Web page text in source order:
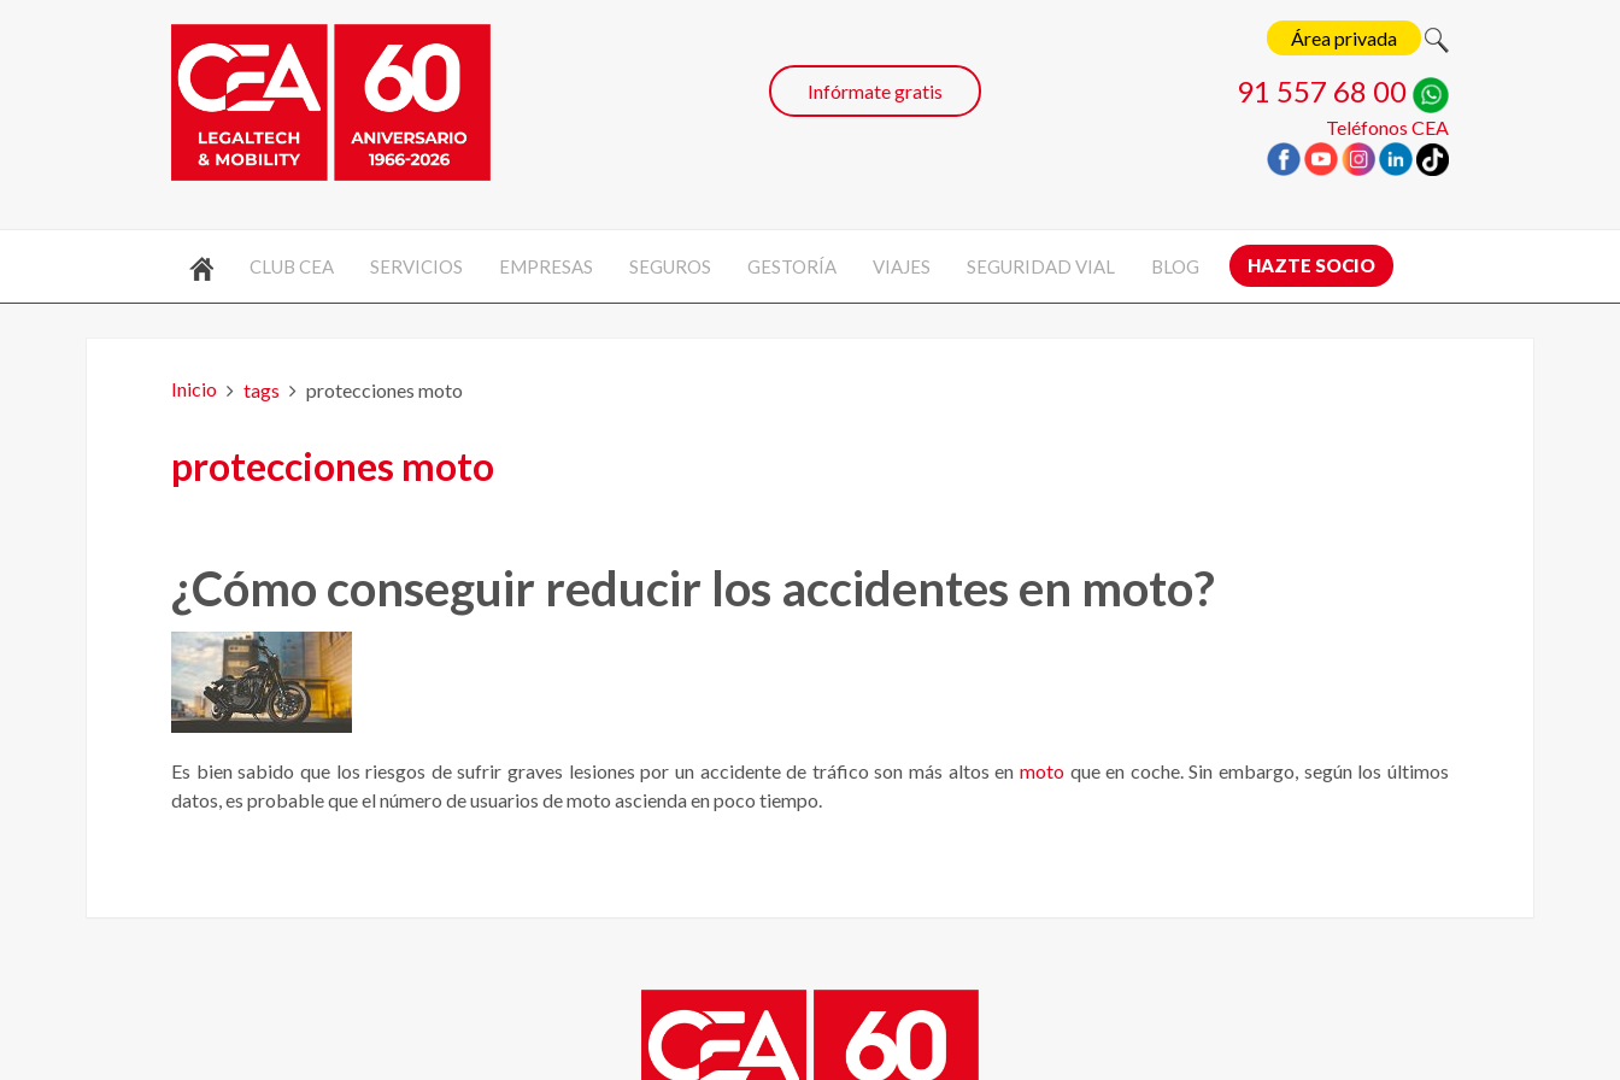
Área privada
91 557 68 00
Teléfonos CEA
Infórmate gratis
CLUB CEA SERVICIOS EMPRESAS SEGUROS GESTORÍA VIAJES SEGURIDAD VIAL BLOG HAZTE SOCIO
Inicio tags protecciones moto
protecciones moto
¿Cómo conseguir reducir los accidentes en moto?
Es bien sabido que los riesgos de sufrir graves lesiones por un accidente de tráfico son más altos en motoque en coche. Sin embargo, según los últimos
datos, es probable que el número de usuarios de moto ascienda en poco tiempo.